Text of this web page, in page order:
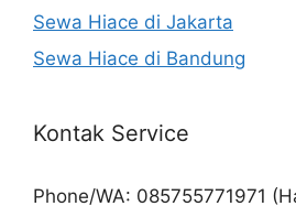
Sewa Hiace di Jakarta
Sewa Hiace di Bandung
Kontak Service
Phone/WA: 085755771971